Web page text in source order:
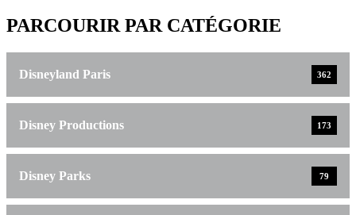
PARCOURIR PAR CATÉGORIE
Disneyland Paris 362
Disney Productions 173
Disney Parks 79